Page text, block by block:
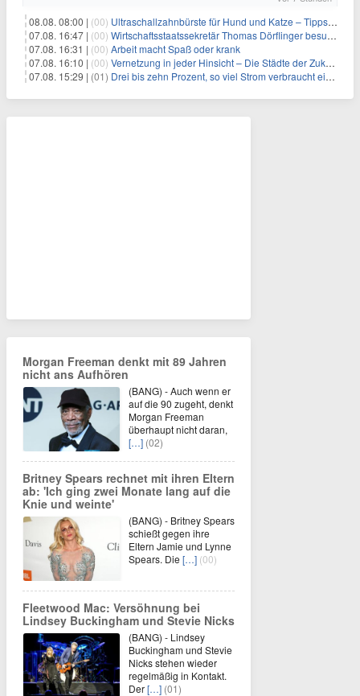
08.08. 08:00 | (00) Ultraschallzahnbürste für Hund und Katze – Tipps zur erfolgreichen Eingewöhnung
07.08. 16:47 | (00) Wirtschaftsstaatssekretär Thomas Dörflinger besucht Handwerksbetrieb im Kammerbezirk Freiburg
07.08. 16:31 | (00) Arbeit macht Spaß oder krank
07.08. 16:10 | (00) Vernetzung in jeder Hinsicht – Die Städte der Zukunft sind grün-blau
07.08. 15:29 | (01) Drei bis zehn Prozent, so viel Strom verbraucht ein Aufzug im Gebäude
Morgan Freeman denkt mit 89 Jahren
nicht ans Aufhören
(BANG) - Auch wenn er
auf die 90 zugeht, denkt
Morgan Freeman
überhaupt nicht daran,
[…] (02)
Britney Spears rechnet mit ihren Eltern
ab: 'Ich ging zwei Monate lang auf die
Knie und weinte'
(BANG) - Britney Spears
schießt gegen ihre
Eltern Jamie und Lynne
Spears. Die […] (00)
Fleetwood Mac: Versöhnung bei
Lindsey Buckingham und Stevie Nicks
(BANG) - Lindsey
Buckingham und Stevie
Nicks stehen wieder
regelmäßig in Kontakt.
Der[…] (01)